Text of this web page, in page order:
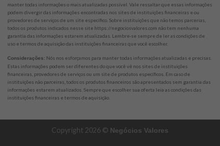
manter todas informações o mais atualizadas possível. Vale ressaltar que essas informações
podem divergir das informações encontradas nos sites de instituições financeiras e ou
provedores de serviços de um site específico. Sobre instituições que não temos parcerias,
todos os produtos indicados nesse site https://negociosvalores.com não tem nenhuma
garantia das informações estarem atualizadas. Lembre-se sempre de ler as condições de
uso e termos de aquisição das instituições financeiras que você escolher.
Considerações: Nós nos esforçamos para manter todas informações atualizadas e precisas.
Estas informações podem ser diferentes do que você vê nos sites de instituições
financeiras, provedores de serviços ou um site de produtos específicos. Em caso de
instituições não parceiras, todos os produtos financeiros são apresentados sem garantia das
informações estarem atualizados. Sempre que escolher sua oferta leia as condições das
instituições financeiras e termos de aquisição.
Copyright 2026 © Negócios Valores